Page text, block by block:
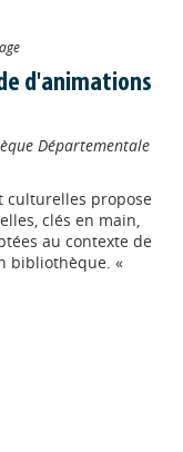
d'animations
Départementale
culturelles propose
clés en main,
au contexte de
bibliothèque. «